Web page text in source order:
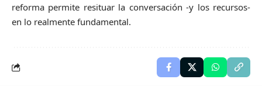
reforma permite resituar la conversación -y los recursos-
en lo realmente fundamental.